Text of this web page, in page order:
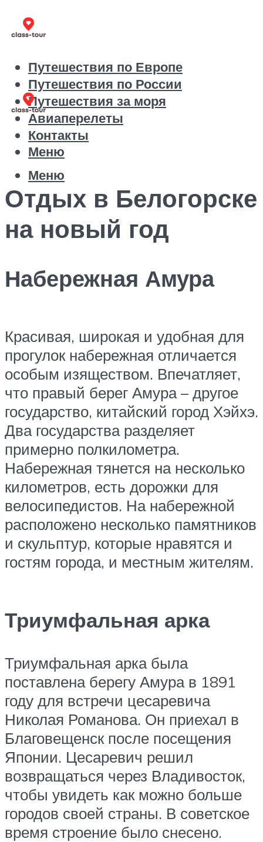
Путешествия по Европе
Путешествия по России
Путешествия за моря
Авиаперелеты
Контакты
Меню
Меню
Отдых в Белогорске
на новый год
Набережная Амура
Красивая, широкая и удобная для
прогулок набережная отличается
особым изяществом. Впечатляет,
что правый берег Амура – другое
государство, китайский город Хэйхэ.
Два государства разделяет
примерно полкилометра.
Набережная тянется на несколько
километров, есть дорожки для
велосипедистов. На набережной
расположено несколько памятников
и скульптур, которые нравятся и
гостям города, и местным жителям.
Триумфальная арка
Триумфальная арка была
поставлена берегу Амура в 1891
году для встречи цесаревича
Николая Романова. Он приехал в
Благовещенск после посещения
Японии. Цесаревич решил
возвращаться через Владивосток,
чтобы увидеть как можно больше
городов своей страны. В советское
время строение было снесено.